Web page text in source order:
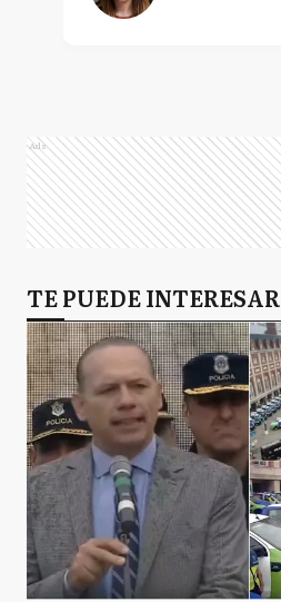
Ads
TE PUEDE INTERESAR